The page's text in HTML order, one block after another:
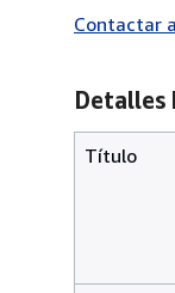
Contactar
Detalles
Título